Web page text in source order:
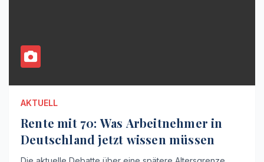
AKTUELL
Rente mit 70: Was Arbeitnehmer in
Deutschland jetzt wissen müssen